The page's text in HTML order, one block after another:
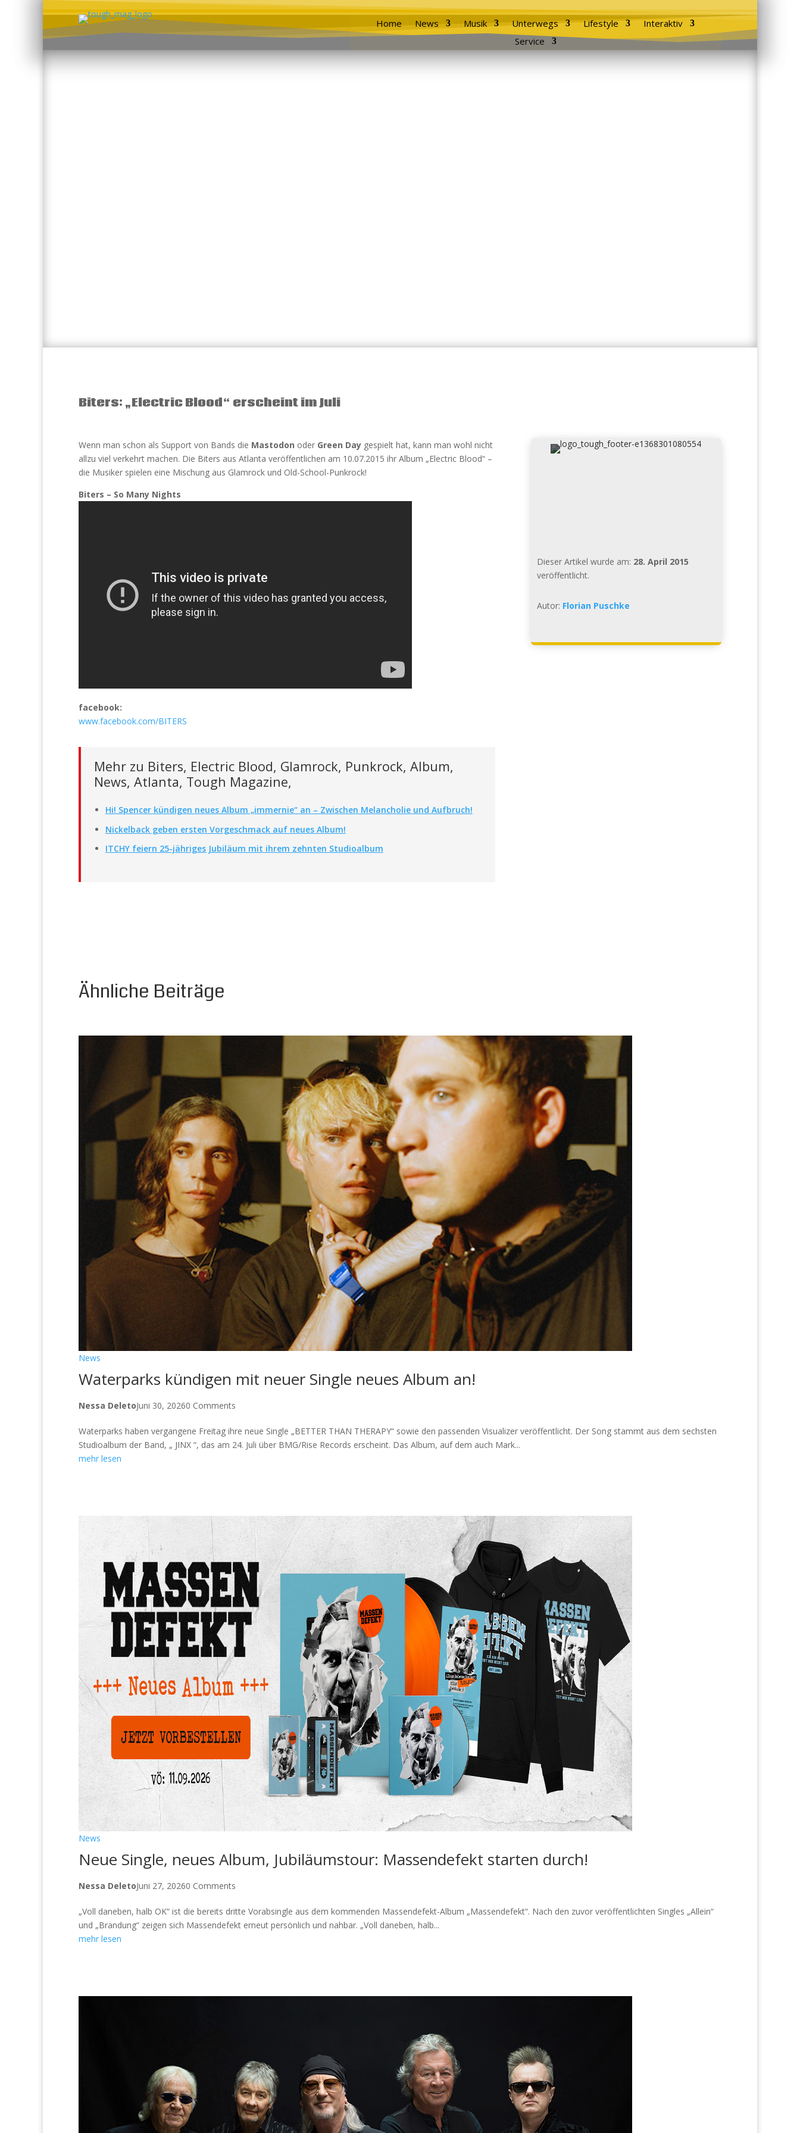
Home News Musik Unterwegs Lifestyle
Interaktiv
Service
Biters: „Electric Blood“ erscheint im Juli
Wenn man schon als Support von Bands die Mastodon oder Green Day gespielt hat, kann man wohl nicht
allzu viel verkehrt machen. Die Biters aus Atlanta veröffentlichen am 10.07.2015 ihr Album „Electric Blood“ –
die Musiker spielen eine Mischung aus Glamrock und Old-School-Punkrock!
Biters – So Many Nights
facebook:
www.facebook.com/BITERS
Mehr zu Biters, Electric Blood, Glamrock, Punkrock, Album,
News, Atlanta, Tough Magazine,
Hi! Spencer kündigen neues Album „immernie“ an – Zwischen Melancholie und Aufbruch!
Nickelback geben ersten Vorgeschmack auf neues Album!
ITCHY feiern 25-jähriges Jubiläum mit ihrem zehnten Studioalbum
Dieser Artikel wurde am: 28. April 2015
veröffentlicht.
Autor: Florian Puschke
Ähnliche Beiträge
News
Waterparks kündigen mit neuer Single neues Album an!
Nessa DeletoJuni 30, 20260 Comments
Waterparks haben vergangene Freitag ihre neue Single „BETTER THAN THERAPY“ sowie den passenden Visualizer veröffentlicht. Der Song stammt aus dem sechsten
Studioalbum der Band, „ JINX “, das am 24. Juli über BMG/Rise Records erscheint. Das Album, auf dem auch Mark...
mehr lesen
News
Neue Single, neues Album, Jubiläumstour: Massendefekt starten durch!
Nessa DeletoJuni 27, 20260 Comments
„Voll daneben, halb OK“ ist die bereits dritte Vorabsingle aus dem kommenden Massendefekt-Album „Massendefekt“. Nach den zuvor veröffentlichten Singles „Allein“
und „Brandung“ zeigen sich Massendefekt erneut persönlich und nahbar. „Voll daneben, halb...
mehr lesen